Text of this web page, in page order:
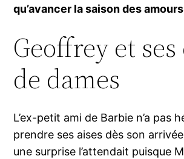
qu’avancer la saison des
Geoffrey et
de dames
L’ex-petit ami de Barbie n’a pas
prendre ses aises dès son
une surprise l’attendait puisque